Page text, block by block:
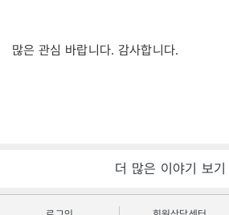
많은 관심 바랍니다. 감사합니다.
더 많은 이야기 보기